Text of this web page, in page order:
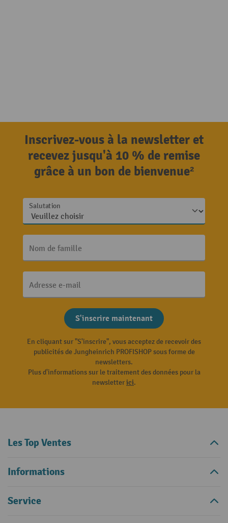
Inscrivez-vous à la newsletter et
recevez jusqu'à 10 % de remise
grâce à un bon de bienvenue²
Salutation
Nom de famille
Adresse e-mail
S'inscrire maintenant
En cliquant sur "S'inscrire", vous acceptez de recevoir des
publicités de Jungheinrich PROFISHOP sous forme de
newsletters.
Plus d'informations sur le traitement des données pour la
newsletterici.
Les Top Ventes
Informations
Service